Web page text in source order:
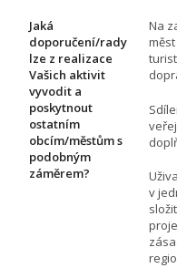
Jaká
doporučení/rady
lze z realizace
Vašich aktivit
vyvodit a
poskytnout
ostatním
obcím/městům s
podobným
záměrem?
Na
v